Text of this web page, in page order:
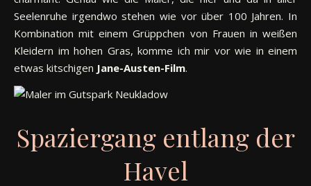
Seelenruhe irgendwo stehen wie vor über 100 Jahren. In
Kombination mit einem Grüppchen von Frauen in weißen
Kleidern im hohen Gras, komme ich mir vor wie in einem
etwas kitschigen Jane-Austen-Film.
Spaziergang entlang der
Havel